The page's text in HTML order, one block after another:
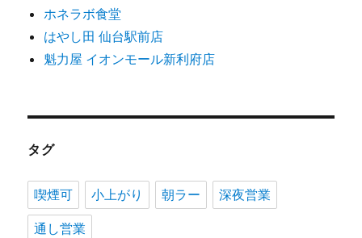
ホネラボ食堂
はやし田 仙台駅前店
魁力屋 イオンモール新利府店
タグ
喫煙可 小上がり 朝ラー 深夜営業
通し営業